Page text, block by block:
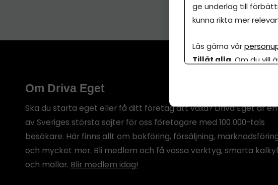
Om Driva Eget
Ska du starta eget eller få ditt företag att växa? Driva Eget är en
av Sveriges största sajter för oss företagare med 100 000-tals
besökare. Här finns allt om bokföring, försäljning,
och mycket mer. Bli medlem och få vassa verktyg, smarta
och mallar. Blir medlem idag!
ge underlag till
kunna rikta mer
Läs gärna vår
Tillåt alla . Om du